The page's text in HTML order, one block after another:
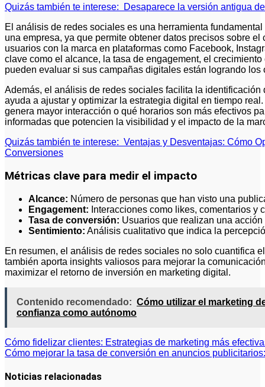
Quizás también te interese:
Desaparece la versión antigua
El análisis de redes sociales es una herramienta
una empresa, ya que permite obtener datos precisos sobre
usuarios con la marca en plataformas como Facebook,
clave como el alcance, la tasa de engagement, el
pueden evaluar si sus campañas digitales están logrando los
Además, el análisis de redes sociales facilita la
ayuda a ajustar y optimizar la estrategia digital en tiempo
genera mayor interacción o qué horarios son más efectivos
informadas que potencien la visibilidad y el impacto de la
Quizás también te interese: Ventajas y Desventajas: Cómo
Conversiones
Métricas clave para medir el impacto
Alcance: Número de personas que han visto una
Engagement: Interacciones como likes, comentarios y
Tasa de conversión: Usuarios que realizan una
Sentimiento: Análisis cualitativo que indica la
En resumen, el análisis de redes sociales no solo cuantifica
también aporta insights valiosos para mejorar la
maximizar el retorno de inversión en marketing digital.
Contenido recomendado: Cómo utilizar el marketing
confianza como autónomo
Navegación
de
entradas
Cómo fidelizar clientes: Estrategias de marketing más
Cómo mejorar la tasa de conversión en anuncios
Noticias relacionadas